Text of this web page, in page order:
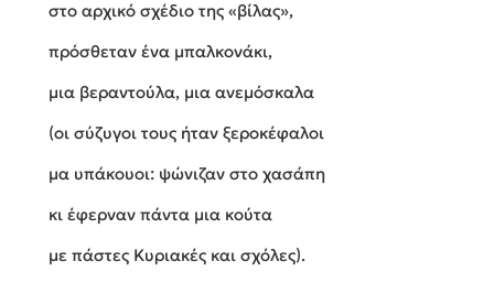
στο αρχικό σχέδιο της «βίλας»,
πρόσθεταν ένα μπαλκονάκι,
μια βεραντούλα, μια ανεμόσκαλα
(οι σύζυγοι τους ήταν ξεροκέφαλοι
μα υπάκουοι: ψώνιζαν στο χασάπη
κι έφερναν πάντα μια κούτα
με πάστες Κυριακές και σχόλες).